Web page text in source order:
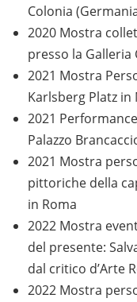
Colonia
2020 Mostra
presso la
2021 Mostra
Karlsberg Platz in
2021
Palazzo
2021 Mostra
pittoriche della
in Roma
2022 Mostra
del presente:
dal critico d’Arte
2022 Mostra